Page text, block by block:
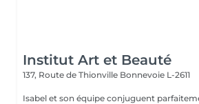
Institut Art et Beauté
137, Route de Thionville Bonnevoie L-2611
Isabel et son équipe conjuguent